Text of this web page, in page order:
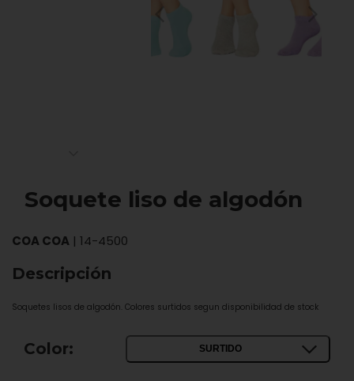
Soquete liso de algodón
COA COA | 14-4500
Descripción
Soquetes lisos de algodón. Colores surtidos segun disponibilidad de stock
Color: SURTIDO